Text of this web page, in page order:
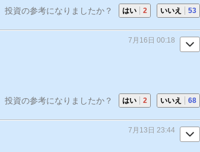
投資の参考になりましたか？ はい 2 いいえ 53
7月16日 00:18
投資の参考になりましたか？ はい 2 いいえ 68
7月13日 23:44